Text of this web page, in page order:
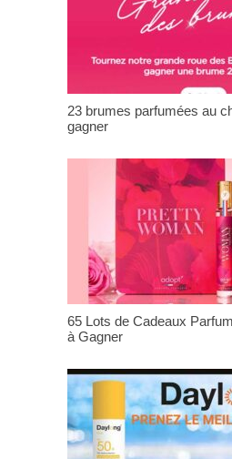
23 brumes parfumées au
gagner
65 Lots de Cadeaux
à Gagner